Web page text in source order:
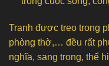
Tranh được treo trong
phòng thờ,… đều rất
nghĩa, sang trọng, thể